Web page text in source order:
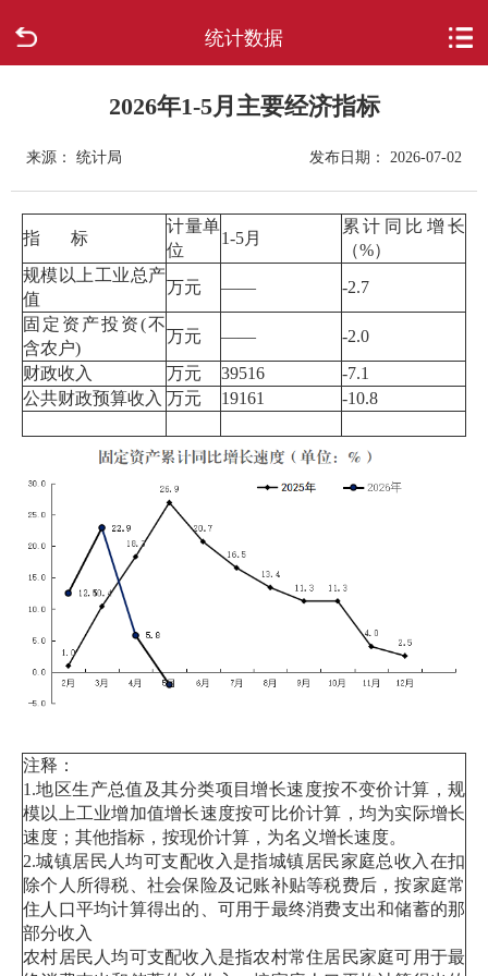
统计数据
新闻中心
政府信息公开
网上办事
互动回应
数据专题
2026年1-5月主要经济指标
来源： 统计局 发布日期： 2026-07-02
指 标
计量单
位
1-5月
累计同比增长
（%）
规模以上工业总产
值
万元 ——
-2.7
固定资产投资(不
含农户)
万元 ——
-2.0
财政收入
万元 39516
-7.1
公共财政预算收入 万元 19161 -10.8
注释：
1.地区生产总值及其分类项目增长速度按不变价计算，规
模以上工业增加值增长速度按可比价计算，均为实际增长
速度；其他指标，按现价计算，为名义增长速度。
2.城镇居民人均可支配收入是指城镇居民家庭总收入在扣
除个人所得税、社会保险及记账补贴等税费后，按家庭常
住人口平均计算得出的、可用于最终消费支出和储蓄的那
部分收入‌
‌农村居民人均可支配收入‌是指农村常住居民家庭可用于最